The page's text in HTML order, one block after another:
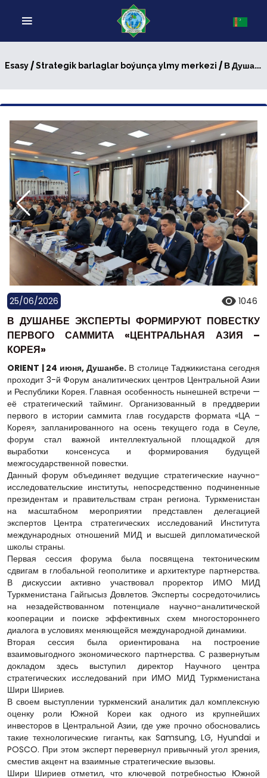
Esasy/Strategik barlaglar boýunça ylmy merkezi / В Душанбе эксперты формируют повестку первого саммита «Центральная Азия – Корея»
25/06/2026 1046
В ДУШАНБЕ ЭКСПЕРТЫ ФОРМИРУЮТ ПОВЕСТКУ
ПЕРВОГО САММИТА «ЦЕНТРАЛЬНАЯ АЗИЯ –
КОРЕЯ»
ORIENT | 24 июня, Душанбе.В столице Таджикистана сегодня
проходит 3-й Форум аналитических центров Центральной Азии
и Республики Корея. Главная особенность нынешней встречи —
её стратегический тайминг. Организованный в преддверии
первого в истории саммита глав государств формата «ЦА –
Корея», запланированного на осень текущего года в Сеуле,
форум стал важной интеллектуальной площадкой для
выработки консенсуса и формирования будущей
межгосударственной повестки.
Данный форум объединяет ведущие стратегические научно-
исследовательские институты, непосредственно подчиненные
президентам и правительствам стран региона. Туркменистан
на масштабном мероприятии представлен делегацией
экспертов Центра стратегических исследований Института
международных отношений МИД и высшей дипломатической
школы страны.
Первая сессия форума была посвящена тектоническим
сдвигам в глобальной геополитике и архитектуре партнерства.
В дискуссии активно участвовал проректор ИМО МИД
Туркменистана Гайгысыз Довлетов. Эксперты сосредоточились
на незадействованном потенциале научно-аналитической
кооперации и поиске эффективных схем многостороннего
диалога в условиях меняющейся международной динамики.
Вторая сессия была ориентирована на построение
взаимовыгодного экономического партнерства. С развернутым
докладом здесь выступил директор Научного центра
стратегических исследований при ИМО МИД Туркменистана
Шири Шириев.
В своем выступлении туркменский аналитик дал комплексную
оценку роли Южной Кореи как одного из крупнейших
инвесторов в Центральной Азии, где уже прочно обосновались
такие технологические гиганты, как Samsung, LG, Hyundai и
POSCO. При этом эксперт перевернул привычный угол зрения,
сместив акцент на взаимные стратегические вызовы.
Шири Шириев отметил, что ключевой потребностью Южной